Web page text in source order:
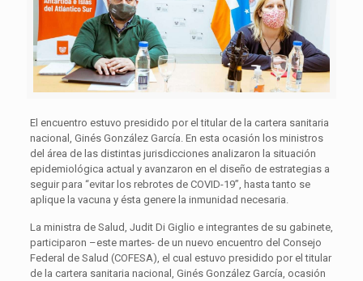
El encuentro estuvo presidido por el titular de la cartera sanitaria
nacional, Ginés González García. En esta ocasión los ministros
del área de las distintas jurisdicciones analizaron la situación
epidemiológica actual y avanzaron en el diseño de estrategias a
seguir para “evitar los rebrotes de COVID-19”, hasta tanto se
aplique la vacuna y ésta genere la inmunidad necesaria.
La ministra de Salud, Judit Di Giglio e integrantes de su gabinete,
participaron –este martes- de un nuevo encuentro del Consejo
Federal de Salud (COFESA), el cual estuvo presidido por el titular
de la cartera sanitaria nacional, Ginés González García, ocasión